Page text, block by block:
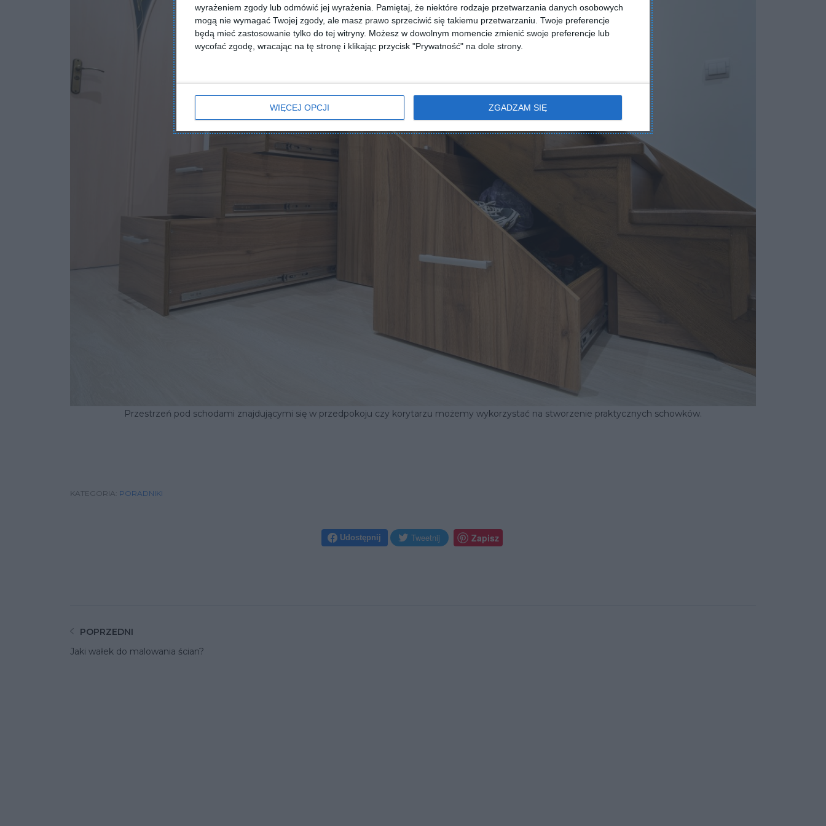
wyrażeniem zgody lub odmówić jej wyrażenia.
Pamiętaj, że niektóre rodzaje przetwarzania danych osobowych
mogą nie wymagać Twojej zgody, ale masz prawo sprzeciwić się takiemu przetwarzaniu. Twoje preferencje
będą mieć zastosowanie tylko do tej witryny. Możesz w dowolnym momencie zmienić swoje preferencje lub
wycofać zgodę, wracając na tę stronę i klikając przycisk "Prywatność" na dole strony.
WIĘCEJ OPCJI ZGADZAM SIĘ
Przestrzeń pod schodami znajdującymi się w przedpokoju czy korytarzu możemy wykorzystać na stworzenie praktycznych schowków.
KATEGORIA: PORADNIKI
Udostępnij
Udostępnij na Facebook
Tweetnij
Udostępnij na Twitter Zapisz
Zapisz na Pinterest
POPRZEDNI
Jaki wałek do malowania ścian?